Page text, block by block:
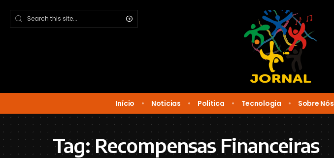
Início Noticias Politica Tecnologia Sobre Nós
Tag:Recompensas Financeiras